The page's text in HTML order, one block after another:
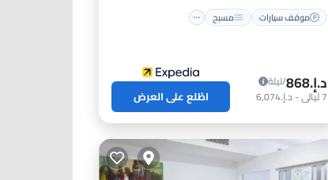
موقف سيارات
مسبح
د.إ.‏868
/ليلة
7ليالي- د.إ.‏6,074 اطّلع على العرض